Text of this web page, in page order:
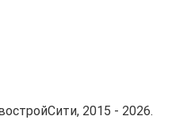
2015 - 2026.